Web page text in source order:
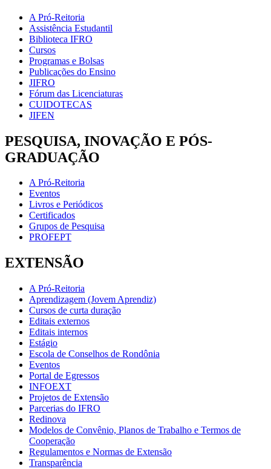
A Pró-Reitoria
Assistência Estudantil
Biblioteca IFRO
Cursos
Programas e Bolsas
Publicações do Ensino
JIFRO
Fórum das Licenciaturas
CUIDOTECAS
JIFEN
PESQUISA, INOVAÇÃO E PÓS-
GRADUAÇÃO
A Pró-Reitoria
Eventos
Livros e Periódicos
Certificados
Grupos de Pesquisa
PROFEPT
EXTENSÃO
A Pró-Reitoria
Aprendizagem (Jovem Aprendiz)
Cursos de curta duração
Editais externos
Editais internos
Estágio
Escola de Conselhos de Rondônia
Eventos
Portal de Egressos
INFOEXT
Projetos de Extensão
Parcerias do IFRO
Redinova
Modelos de Convênio, Planos de Trabalho e Termos de
Cooperação
Regulamentos e Normas de Extensão
Transparência